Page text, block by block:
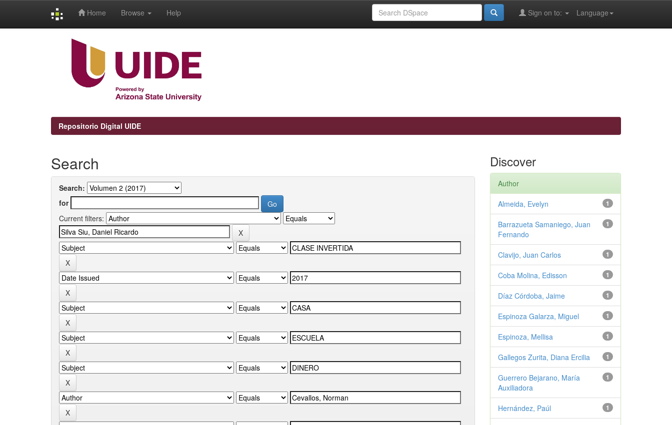
Home Browse Help Language
Sign on to:
Repositorio Digital UIDE
Search
Search:
for
Current filters:
Discover
Author
1
Almeida, Evelyn
1
Barrazueta Samaniego, Juan
Fernando
1
Clavijo, Juan Carlos
1
Coba Molina, Edisson
1
Díaz Córdoba, Jaime
1
Espinoza Galarza, Miguel
1
Espinoza, Mellisa
1
Gallegos Zurita, Diana Ercilia
1
Guerrero Bejarano, María
Auxiliadora
1
Hernández, Paúl